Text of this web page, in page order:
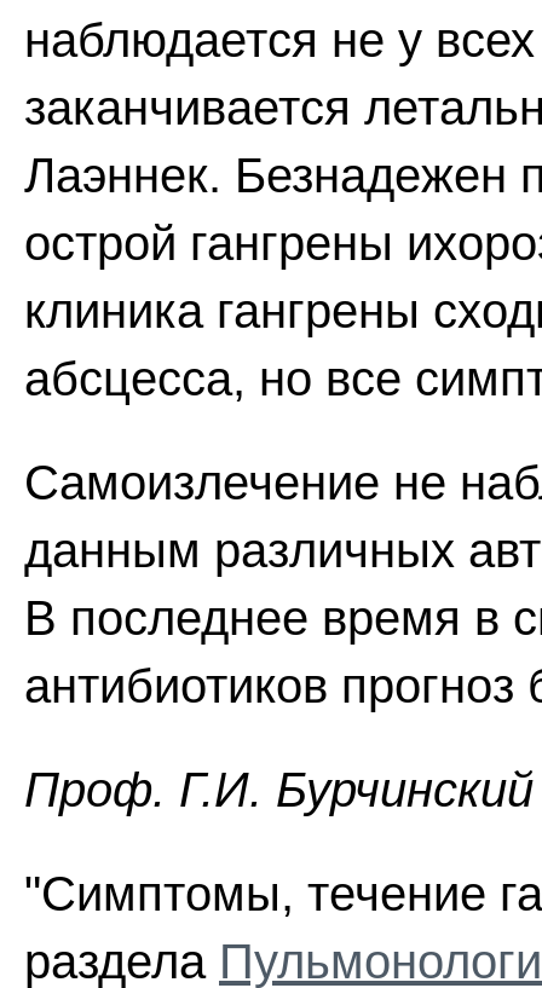
наблюдается не у
заканчивается
Лаэннек. Безнадежен
острой гангрены
клиника гангрены
абсцесса, но все
Самоизлечение не
данным различных
В последнее время в
антибиотиков
Проф. Г.И. Бурчинский
"Симптомы, течение
раздела